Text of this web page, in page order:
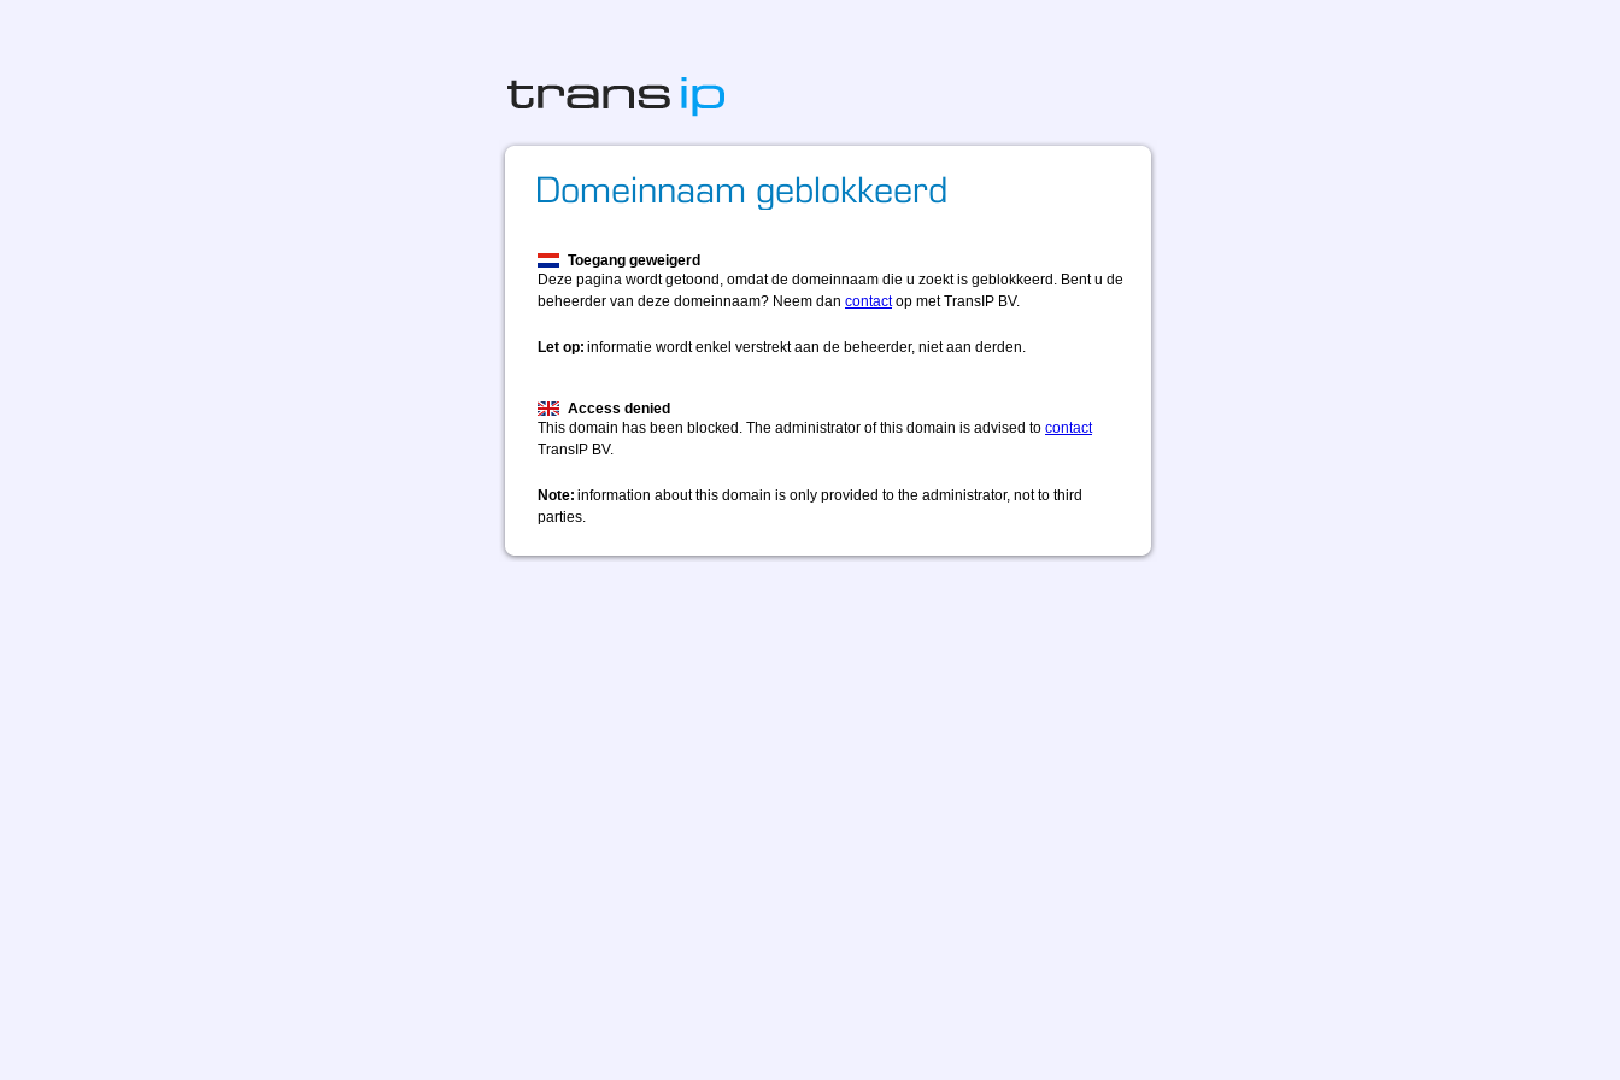
Toegang geweigerd
Deze pagina wordt getoond, omdat de domeinnaam die u zoekt is geblokkeerd. Bent u de
beheerder van deze domeinnaam? Neem dan contactop met TransIP BV.
Let op: informatie wordt enkel verstrekt aan de beheerder, niet aan derden.
Access denied
This domain has been blocked. The administrator of this domain is advised to contact
TransIP BV.
Note: information about this domain is only provided to the administrator, not to third
parties.